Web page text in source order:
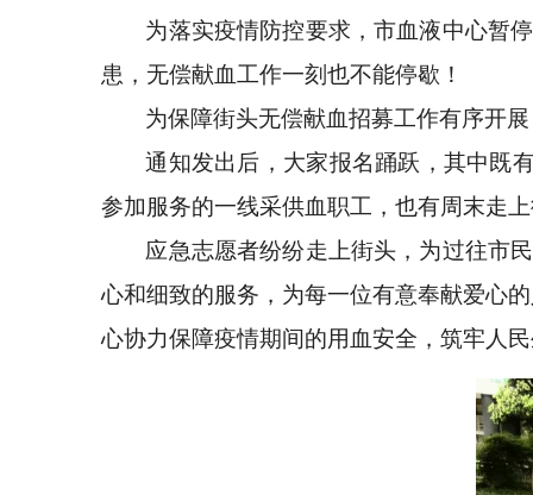
为落实疫情防控要求，市血液中心暂
患，无偿献血工作一刻也不能停歇！
为保障街头无偿献血招募工作有序开
通知发出后，大家报名踊跃，其中既
参加服务的一线采供血职工，也有周末走
应急志愿者纷纷走上街头，为过往市
心和细致的服务，为每一位有意奉献爱心
心协力保障疫情期间的用血安全，筑牢人